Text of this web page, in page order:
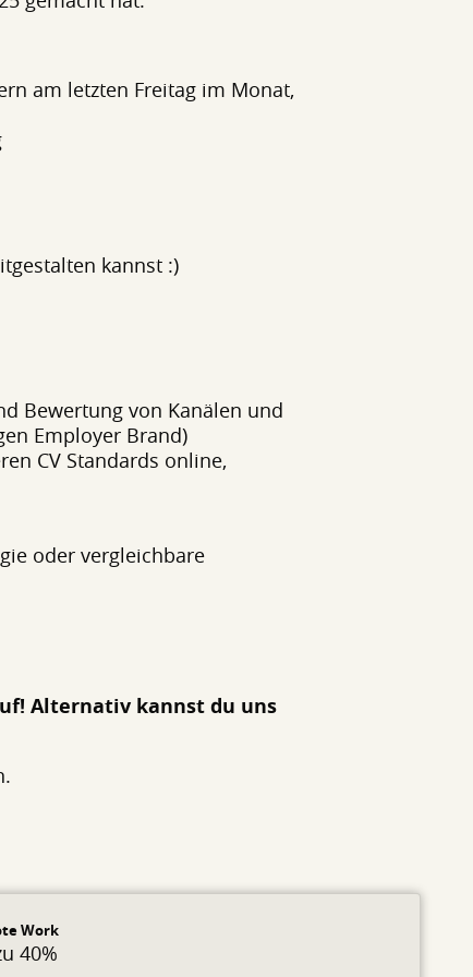
am letzten Freitag im Monat,
kannst :)
Bewertung von Kanälen und
Employer Brand)
CV Standards online,
oder vergleichbare
Alternativ kannst du uns
Work
40%